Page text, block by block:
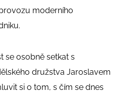
moderního
se osobně setkat s
družstva Jaroslavem
si o tom, s čím se dnes